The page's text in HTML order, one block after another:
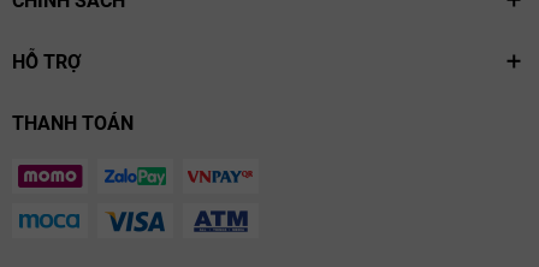
HỖ TRỢ
THANH TOÁN